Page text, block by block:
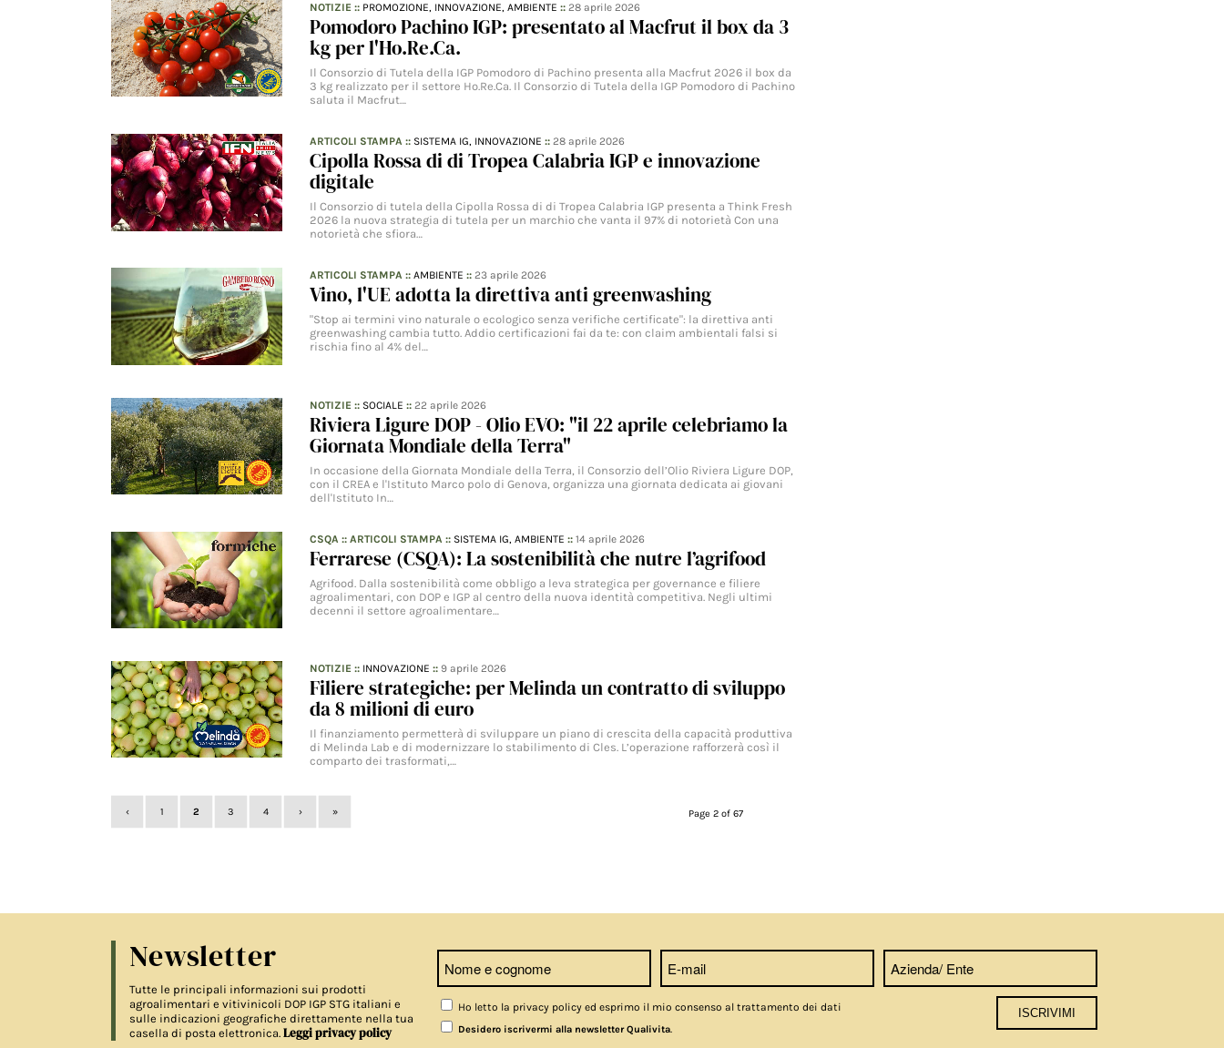
NOTIZIE :: PROMOZIONE, INNOVAZIONE,AMBIENTE ::28 aprile 2026
Pomodoro Pachino IGP: presentato al Macfrut il box da 3
kg per l'Ho.Re.Ca.
Il Consorzio di Tutela della IGP Pomodoro di Pachino presenta alla Macfrut 2026 il box da
3 kg realizzato per il settore Ho.Re.Ca. Il Consorzio di Tutela della IGP Pomodoro di Pachino
saluta il Macfrut…
ARTICOLI STAMPA :: SISTEMA IG, INNOVAZIONE ::28 aprile 2026
Cipolla Rossa di di Tropea Calabria IGP e innovazione
digitale
Il Consorzio di tutela della Cipolla Rossa di di Tropea Calabria IGP presenta a Think Fresh
2026 la nuova strategia di tutela per un marchio che vanta il 97% di notorietà Con una
notorietà che sfiora…
ARTICOLI STAMPA ::AMBIENTE ::23 aprile 2026
Vino, l'UE adotta la direttiva anti greenwashing
"Stop ai termini vino naturale o ecologico senza verifiche certificate": la direttiva anti
greenwashing cambia tutto. Addio certificazioni fai da te: con claim ambientali falsi si
rischia fino al 4% del…
NOTIZIE :: SOCIALE ::22 aprile 2026
Riviera Ligure DOP - Olio EVO: "il 22 aprile celebriamo la
Giornata Mondiale della Terra"
In occasione della Giornata Mondiale della Terra, il Consorzio dell’Olio Riviera Ligure DOP,
con il CREA e l'Istituto Marco polo di Genova, organizza una giornata dedicata ai giovani
dell'Istituto In…
CSQA ::ARTICOLI STAMPA :: SISTEMA IG,AMBIENTE ::14 aprile 2026
Ferrarese (CSQA): La sostenibilità che nutre l’agrifood
Agrifood. Dalla sostenibilità come obbligo a leva strategica per governance e filiere
agroalimentari, con DOP e IGP al centro della nuova identità competitiva. Negli ultimi
decenni il settore agroalimentare…
NOTIZIE :: INNOVAZIONE ::9 aprile 2026
Filiere strategiche: per Melinda un contratto di sviluppo
da 8 milioni di euro
Il finanziamento permetterà di sviluppare un piano di crescita della capacità produttiva
di Melinda Lab e di modernizzare lo stabilimento di Cles. L’operazione rafforzerà così il
comparto dei trasformati,…
Page 2 of 67
‹ 1 2 3 4 › »
Newsletter
Tutte le principali informazioni sui prodotti
agroalimentari e vitivinicoli DOP IGP STG italiani e
sulle indicazioni geografiche direttamente nella tua
casella di posta elettronica. Leggi privacy policy
Ho letto la privacy policy ed esprimo il mio consenso al trattamento dei dati
Desidero iscrivermi alla newsletter Qualivita.